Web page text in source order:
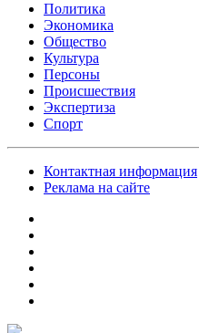
Политика
Экономика
Общество
Культура
Персоны
Происшествия
Экспертиза
Спорт
Контактная информация
Реклама на сайте